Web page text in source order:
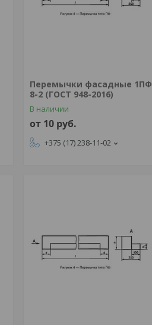
Перемычки фасадные 1ПФ
8-2 (ГОСТ 948-2016)
В наличии
от 10 руб.
+375 (17) 238-11-02